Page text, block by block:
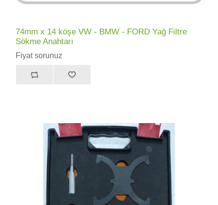
74mm x 14 köşe VW - BMW - FORD Yağ Filtre
Sökme Anahtarı
Fiyat sorunuz